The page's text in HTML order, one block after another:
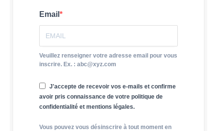
Email
Veuillez renseigner votre adresse email pour vous
inscrire. Ex. : abc@xyz.com
J'accepte de recevoir vos e-mails et confirme
avoir pris connaissance de votre politique de
confidentialité et mentions légales.
Vous pouvez vous désinscrire à tout moment en